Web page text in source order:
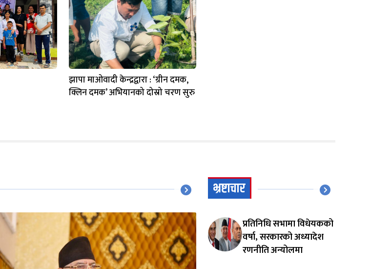
झापा माओवादी केन्द्रद्वारा : ‘ग्रीन दमक,
क्लिन दमक’ अभियानको दोस्रो चरण सुरु
भ्रष्टाचार
प्रतिनिधि सभामा विधेयकको
वर्षा, सरकारको अध्यादेश
रणनीति अन्योलमा